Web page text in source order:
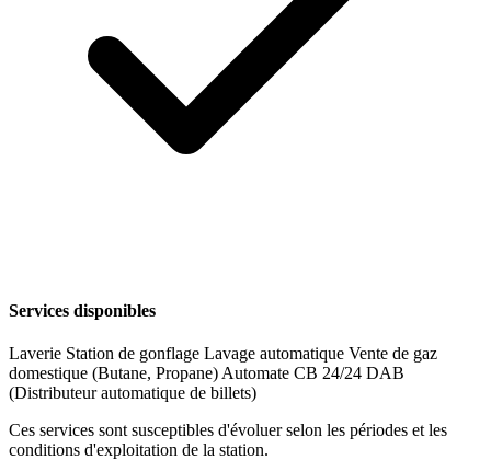
Services disponibles
Laverie Station de gonflage Lavage automatique Vente de gaz
domestique (Butane, Propane) Automate CB 24/24 DAB
(Distributeur automatique de billets)
Ces services sont susceptibles d'évoluer selon les périodes et les
conditions d'exploitation de la station.